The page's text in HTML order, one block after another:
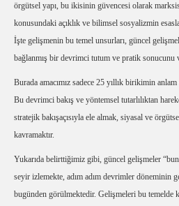
örgütsel yapı, bu ikisinin güvencesi olarak
konusundaki açıklık ve bilimsel sosyalizmin
İşte gelişmenin bu temel unsurları, güncel
bağlanmış bir devrimci tutum ve pratik sonucunu
Burada amacımız sadece 25 yıllık birikimin
Bu devrimci bakış ve yöntemsel tutarlılıktan
stratejik bakışaçısıyla ele almak, siyasal ve
kavramaktır.
Yukarıda belirttiğimiz gibi, güncel gelişmeler
seyir izlemekte, adım adım devrimler döneminin
bugünden görülmektedir. Gelişmeleri bu temelde